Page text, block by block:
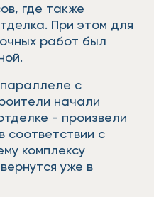
где также
При этом для
работ был
с
начали
- произвели
соответствии с
комплексу
уже в